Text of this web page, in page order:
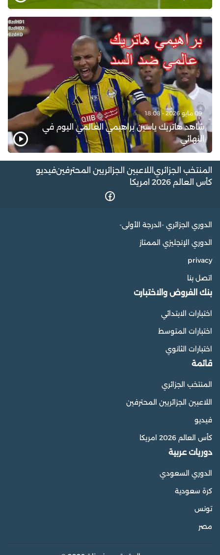
09 مايو 2026 - 18:08
شاهد هاتريك ياسين براهيمي العالمي اليوم في
النهائي
المنتخب الجزائري اللاعبين الجزائريين المحترفينفيديو
كأس العالم 2026 امريكا
الدوري الجزائري -الدرجة الأولى-
الدوري الإنجليزي الممتاز
privacy
اتصل بنا
بنك الفروض والاختبارت
اختبارات الابتدائي
اختبارات المتوسط
اختبارات الثانوي
قائمة
المنتخب الجزائري
اللاعبين الجزائريين المحترفين
فيديو
كأس العالم 2026 امريكا
دوريات عربية
الدوري السعودي
كرة سعودية
تونس
مصر